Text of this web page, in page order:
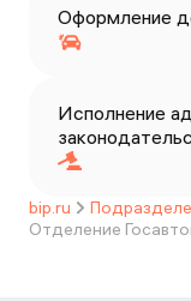
Оформление
Исполнение
bip.ru